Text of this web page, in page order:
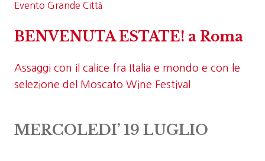
Evento Grande Città
BENVENUTA ESTATE! a Roma
Assaggi con il calice fra Italia e mondo e con le
selezione del Moscato Wine Festival
MERCOLEDI’ 19 LUGLIO